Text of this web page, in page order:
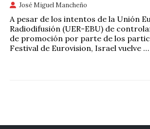
José Miguel Mancheño
A pesar de los intentos de la Unión
Radiodifusión (UER-EBU) de
de promoción por parte de los
Festival de Eurovision, Israel vuelve …